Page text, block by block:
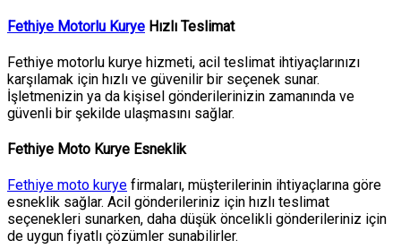
Fethiye Motorlu Kurye Hızlı Teslimat
Fethiye motorlu kurye hizmeti, acil teslimat ihtiyaçlarınızı
karşılamak için hızlı ve güvenilir bir seçenek sunar.
İşletmenizin ya da kişisel gönderilerinizin zamanında ve
güvenli bir şekilde ulaşmasını sağlar.
Fethiye Moto Kurye Esneklik
Fethiye moto kurye firmaları, müşterilerinin ihtiyaçlarına göre
esneklik sağlar. Acil gönderileriniz için hızlı teslimat
seçenekleri sunarken, daha düşük öncelikli gönderileriniz için
de uygun fiyatlı çözümler sunabilirler.